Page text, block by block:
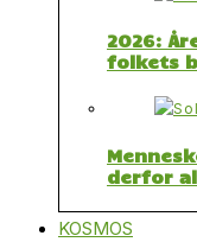
2026:
folkets
derfor
KOSMOS